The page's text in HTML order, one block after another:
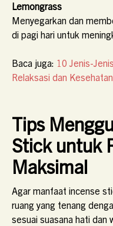
Lemongrass
Menyegarkan dan
di pagi hari untuk
Baca juga: 10 Jenis-
Relaksasi dan Kesehatan
Tips
Stick untuk
Maksimal
Agar manfaat incense
ruang yang tenang
sesuai suasana hati dan